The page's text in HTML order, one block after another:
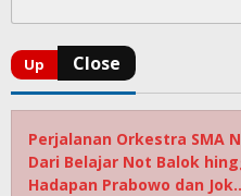
Perjalanan Orkestra SMA
Dari Belajar Not Balok
Hadapan Prabowo dan